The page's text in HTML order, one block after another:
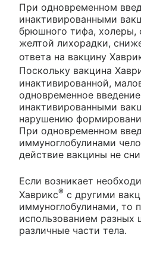
При одновременном
инактивированными
брюшного тифа, холеры,
желтой лихорадки,
ответа на вакцину
Поскольку вакцина
инактивированной,
одновременное
инактивированными
нарушению
При одновременном
иммуноглобулинами
действие вакцины не
Если возникает
Хаврикс® с другими
иммуноглобулинами, то
использованием разных
различные части тела.